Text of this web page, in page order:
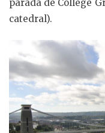
parada de College
catedral).